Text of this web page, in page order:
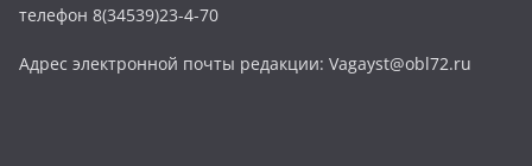
телефон 8(34539)23-4-70
Адрес электронной почты редакции: Vagayst@obl72.ru